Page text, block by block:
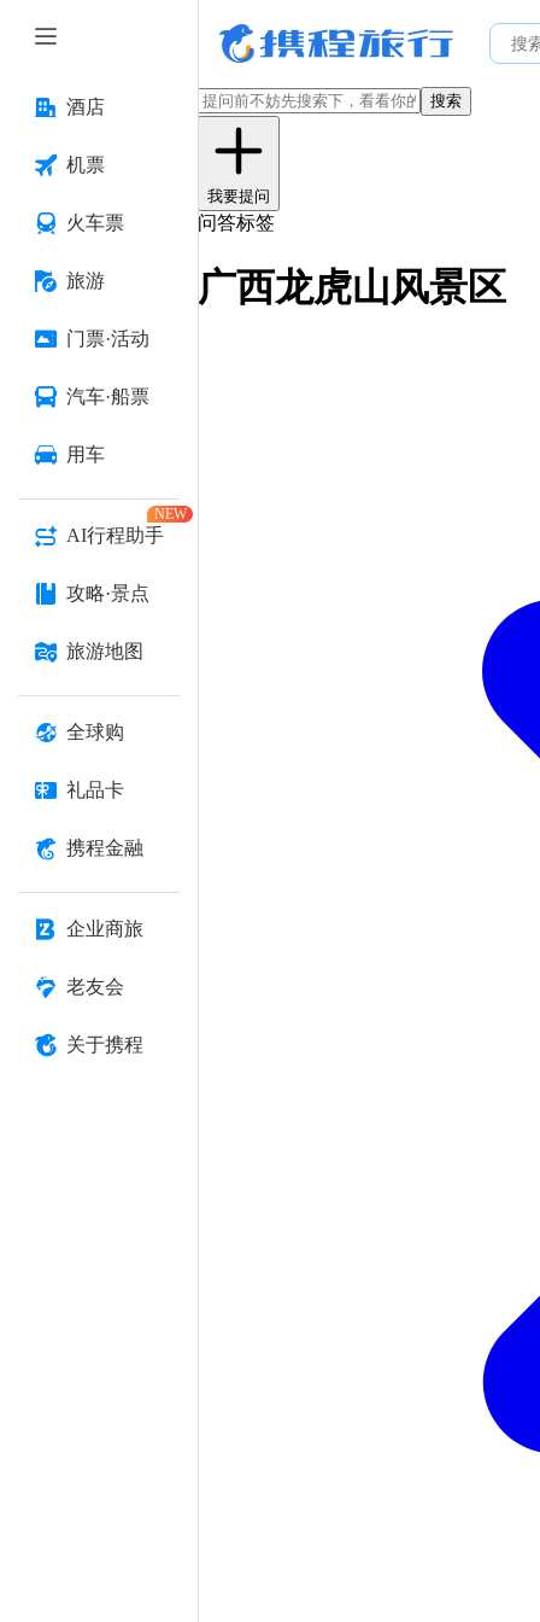
酒店
机票
火车票
旅游
门票·活动
汽车·船票
用车
AI行程助手
NEW
攻略·景点
旅游地图
全球购
礼品卡
携程金融
企业商旅
老友会
关于携程
搜索
我要提问
问答标签
广西龙虎山风景区